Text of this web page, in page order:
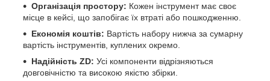
Організація простору: Кожен інструмент має своє
місце в кейсі, що запобігає їх втраті або пошкодженню.
Економія коштів: Вартість набору нижча за сумарну
вартість інструментів, куплених окремо.
Надійність ZD: Усі компоненти відрізняються
довговічністю та високою якістю збірки.